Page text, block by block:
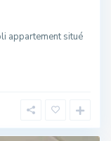
appartement situé